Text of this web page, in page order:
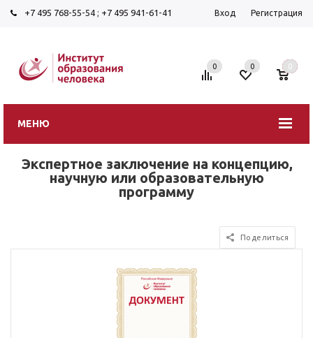
+7 495 768-55-54 ; +7 495 941-61-41 Вход Регистрация
МЕНЮ
0 0 0
Экспертное заключение на концепцию,
научную или образовательную
программу
Поделиться